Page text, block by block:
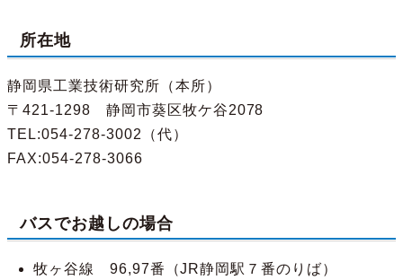
所在地
静岡県工業技術研究所（本所）
〒421-1298 静岡市葵区牧ケ谷2078
TEL:054-278-3002（代）
FAX:054-278-3066
バスでお越しの場合
牧ヶ谷線 96,97番（JR静岡駅７番のりば）